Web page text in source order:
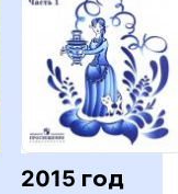
2015 год